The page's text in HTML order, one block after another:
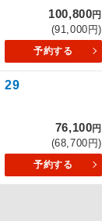
100,800円
(91,000円)
予約する
29
76,100円
(68,700円)
予約する